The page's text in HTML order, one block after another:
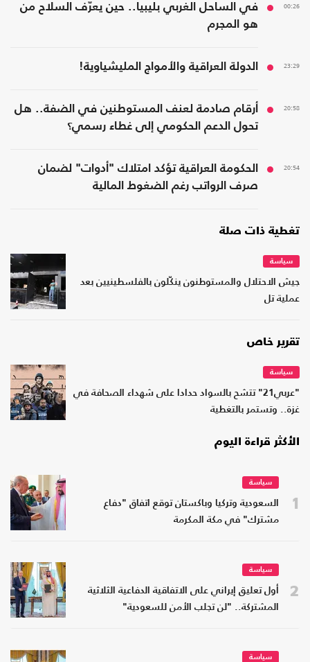
00:26
في الساحل الغربي بليبيا.. حين يعرّف السلاح من
هو المجرم
23:29 الدولة العراقية والأمواج المليشياوية!
20:58
أرقام صادمة لعنف المستوطنين في الضفة.. هل
تحول الدعم الحكومي إلى غطاء رسمي؟
20:54
الحكومة العراقية تؤكد امتلاك "أدوات" لضمان
صرف الرواتب رغم الضغوط المالية
تغطية ذات صلة
سياسة
جيش الاحتلال والمستوطنون ينكّلون بالفلسطينيين بعد
عملية تل
تقرير خاص
سياسة
"عربي21" تتشح بالسواد حدادا على شهداء الصحافة في
غزة.. وتستمر بالتغطية
الأكثر قراءة اليوم
1
سياسة
السعودية وتركيا وباكستان توقع اتفاق "دفاع
مشترك" في مكة المكرمة
2
سياسة
أول تعليق إيراني على الاتفاقية الدفاعية الثلاثية
المشتركة.. "لن تجلب الأمن للسعودية"
سياسة